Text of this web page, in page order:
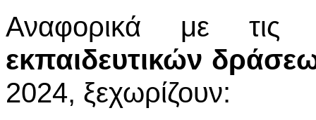
Αναφορικά με
εκπαιδευτικών
2024, ξεχωρίζουν: